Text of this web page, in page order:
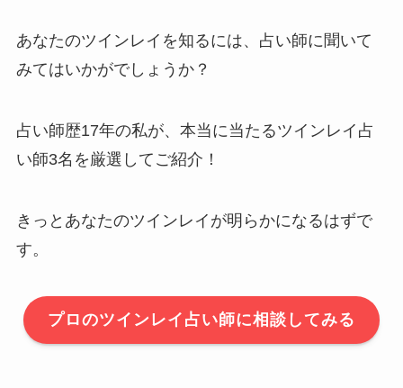
あなたのツインレイを知るには、占い師に聞いて
みてはいかがでしょうか？
占い師歴17年の私が、本当に当たるツインレイ占
い師3名を厳選してご紹介！
きっとあなたのツインレイが明らかになるはずで
す。
プロのツインレイ占い師に相談してみる